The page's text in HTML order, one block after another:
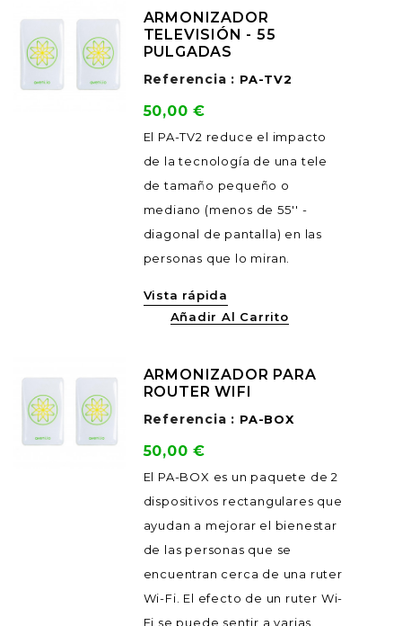
ARMONIZADOR
TELEVISIÓN - 55
PULGADAS
Referencia : PA-TV2
Precio
50,00 €
El PA-TV2 reduce el impacto
de la tecnología de una tele
de tamaño pequeño o
mediano (menos de 55'' -
diagonal de pantalla) en las
personas que lo miran.
Vista rápida
Añadir Al Carrito
ARMONIZADOR PARA
ROUTER WIFI
Referencia : PA-BOX
Precio
50,00 €
El PA-BOX es un paquete de 2
dispositivos rectangulares que
ayudan a mejorar el bienestar
de las personas que se
encuentran cerca de una ruter
Wi-Fi. El efecto de un ruter Wi-
Fi se puede sentir a varias